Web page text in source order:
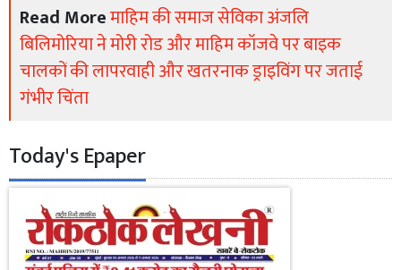
Read Moreमाहिम की समाज सेविका अंजलि
बिलिमोरिया ने मोरी रोड और माहिम कॉजवे पर बाइक
चालकों की लापरवाही और खतरनाक ड्राइविंग पर जताई
गंभीर चिंता
Today's Epaper